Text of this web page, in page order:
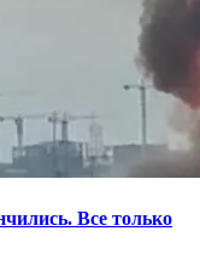
Все только